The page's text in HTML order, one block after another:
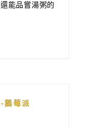
能品嘗湯粥的
鵝莓派